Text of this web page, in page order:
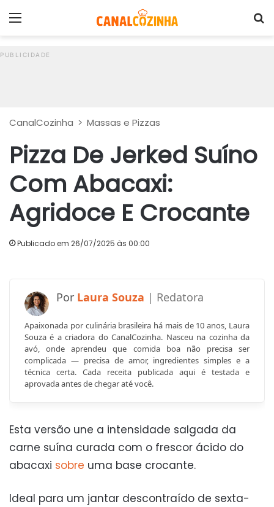
Menu
CanalCozinha > Massas e Pizzas
Pizza De Jerked Suíno
Com Abacaxi:
Agridoce E Crocante
Publicado em 26/07/2025 às 00:00
Laura Souza
Apaixonada por culinária brasileira há mais de 10 anos, Laura
Souza é a criadora do CanalCozinha. Nasceu na cozinha da
avó, onde aprendeu que comida boa não precisa ser
complicada — precisa de amor, ingredientes simples e a
técnica certa. Cada receita publicada aqui é testada e
aprovada antes de chegar até você.
Esta versão une a intensidade salgada da
carne suína curada com o frescor ácido do
abacaxi sobre uma base crocante.
Ideal para um jantar descontraído de sexta-